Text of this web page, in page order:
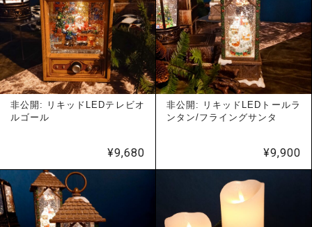
非公開: リキッドLEDテレビオ
ルゴール
¥9,680
非公開: リキッドLEDトールラ
ンタン/フライングサンタ
¥9,900